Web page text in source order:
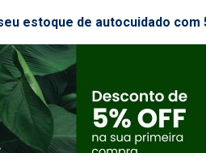
estoque de autocuidado com